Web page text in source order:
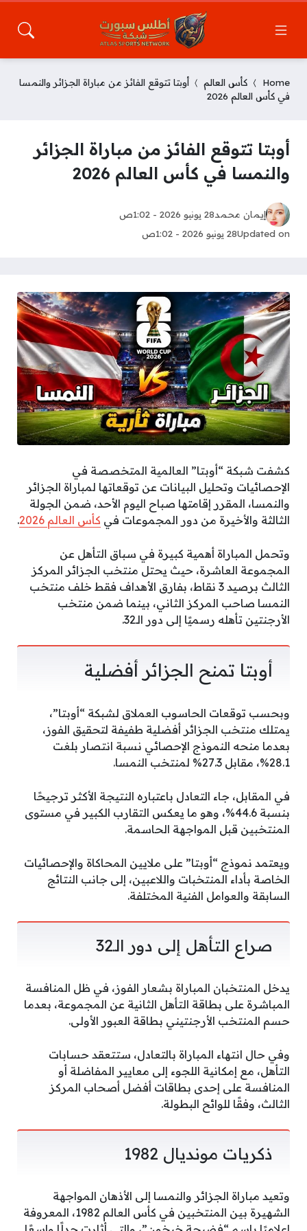
Home كأس العالم
أوبتا تتوقع الفائز من مباراة الجزائر والنمسا
في كأس العالم 2026
أوبتا تتوقع الفائز من مباراة الجزائر
والنمسا في كأس العالم 2026
إيمان محمد28 يونيو 2026 - 1:02ص
Updated on28 يونيو 2026 - 1:02ص
كشفت شبكة “أوبتا” العالمية المتخصصة في
الإحصائيات وتحليل البيانات عن توقعاتها لمباراة الجزائر
والنمسا، المقرر إقامتها صباح اليوم الأحد، ضمن الجولة
الثالثة والأخيرة من دور المجموعات في كأس العالم 2026 .
وتحمل المباراة أهمية كبيرة في سباق التأهل عن
المجموعة العاشرة، حيث يحتل منتخب الجزائر المركز
الثالث برصيد 3 نقاط، بفارق الأهداف فقط خلف منتخب
النمسا صاحب المركز الثاني، بينما ضمن منتخب
الأرجنتين تأهله رسميًا إلى دور الـ32.
أوبتا تمنح الجزائر أفضلية
وبحسب توقعات الحاسوب العملاق لشبكة “أوبتا”،
يمتلك منتخب الجزائر أفضلية طفيفة لتحقيق الفوز،
بعدما منحه النموذج الإحصائي نسبة انتصار بلغت
28.1%، مقابل 27.3% لمنتخب النمسا.
في المقابل، جاء التعادل باعتباره النتيجة الأكثر ترجيحًا
بنسبة 44.6%، وهو ما يعكس التقارب الكبير في مستوى
المنتخبين قبل المواجهة الحاسمة.
ويعتمد نموذج “أوبتا” على ملايين المحاكاة والإحصائيات
الخاصة بأداء المنتخبات واللاعبين، إلى جانب النتائج
السابقة والعوامل الفنية المختلفة.
صراع التأهل إلى دور الـ32
يدخل المنتخبان المباراة بشعار الفوز، في ظل المنافسة
المباشرة على بطاقة التأهل الثانية عن المجموعة، بعدما
حسم المنتخب الأرجنتيني بطاقة العبور الأولى.
وفي حال انتهاء المباراة بالتعادل، ستتعقد حسابات
التأهل، مع إمكانية اللجوء إلى معايير المفاضلة أو
المنافسة على إحدى بطاقات أفضل أصحاب المركز
الثالث، وفقًا للوائح البطولة.
ذكريات مونديال 1982
وتعيد مباراة الجزائر والنمسا إلى الأذهان المواجهة
الشهيرة بين المنتخبين في كأس العالم 1982، المعروفة